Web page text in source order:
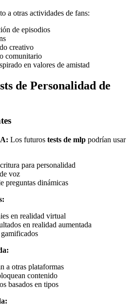
a otras actividades de fans:
de episodios
creativo
comunitario
en valores de amistad
de Personalidad de
Los futuros tests de mlp podrían usar
para personalidad
voz
preguntas dinámicas
en realidad virtual
en realidad aumentada
a otras plataformas
contenido
basados en tipos